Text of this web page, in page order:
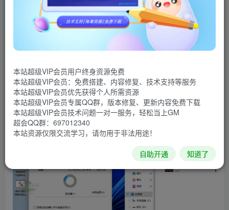
微软Win11 22H2预览版Windows 11 预览版 22H2(OS
build 22622.575) 预览更新2022年8月11号推送.小修Win11精
简版小修Win11专业版轻度精简游戏版无更新版二合一,小修
系统截图
本站超级VIP会员用户终身资源免费
本站超级VIP会员：免费搭建、内容修复、技术支持等服务
本站超级VIP会员优先获得个人所需资源
本站超级VIP会员专属QQ群，版本修复、更新内容免费下载
本站超级VIP会员技术问题一对一服务，轻松当上GM
超会QQ群：697012340
本站资源仅限交流学习，请勿用于非法用途！
自助开通 知道了